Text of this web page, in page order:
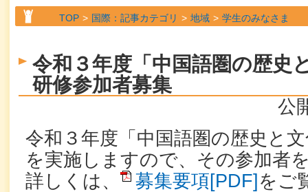
TOP 国際：記事カテゴリ 地域 学生のみなさま
令和３年度「中国語圏の歴史
研修参加者募集
公
令和３年度「中国語圏の歴史と
を実施しますので、その参加者
詳しくは、
募集要項[PDF] をご